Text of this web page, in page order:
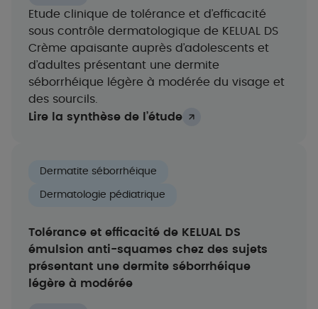
Etude clinique de tolérance et d’efficacité
sous contrôle dermatologique de KELUAL DS
Crème apaisante auprès d’adolescents et
d’adultes présentant une dermite
séborrhéique légère à modérée du visage​ et
des sourcils.
Lire la synthèse de l’étude
Dermatite séborrhéique
Dermatologie pédiatrique
Tolérance et efficacité de KELUAL DS
émulsion anti-squames chez des sujets
présentant une dermite séborrhéique
légère à modérée